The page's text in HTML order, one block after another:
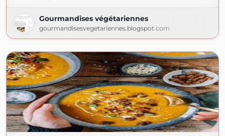
Gourmandises végétariennes
gourmandisesvegetariennes.blogspot.com